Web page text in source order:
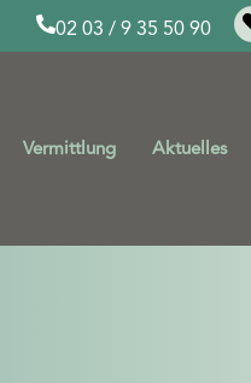
02 03 / 9 35 50 90
Vermittlung Aktuelles